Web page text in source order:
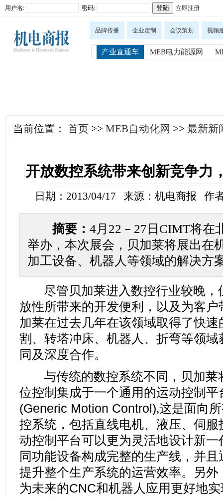
用户名: 密码: 立即注册
品牌传播 企业定制 会议策划 视频
产业直通车 MEB电力能源网
当前位置： 首页 >> MEB自动化网 >> 最新新
开放数控系统带来创新竞争力
日期：2013/04/17 来源：机电商报 作
摘要： 4月22－27日CIMT将在
举办，本次展会，贝加莱将展出在
加工设备、机器人等领域的解决方
尽管贝加莱进入数控行业较晚，
放性所带来的开发便利，以及为客
加莱在过去几年在该领域取得了快
割、转塔冲床、机器人、折弯等领
同及深度合作。
与传统的数控系统不同 ， 贝加莱
位控制集成于一个通用的运动控制平
(Generic Motion Control),这是面向
控系统 ， 包括直线电机、液压、伺服
动控制平台可以更为灵活地设计新一
同功能设备构成完整的生产线，并且
提升整个生产系统的运营效率。
另外
为未来的CNC和机器人应用更好地